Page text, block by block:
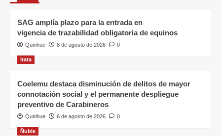
SAG amplía plazo para la entrada en
vigencia de trazabilidad obligatoria de equinos
Quirihue 8 de agosto de 2026 0
Itata
Coelemu destaca disminución de delitos de mayor
connotación social y el permanente despliegue
preventivo de Carabineros
Quirihue 6 de agosto de 2026 0
Ñuble